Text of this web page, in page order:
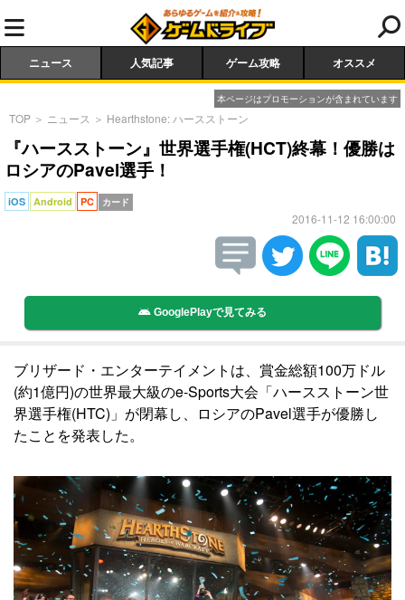
ニュース 人気記事 ゲーム攻略 オススメ
本ページはプロモーションが含まれています
TOP ＞ ニュース ＞ Hearthstone: ハースストーン
『ハースストーン』世界選手権(HCT)終幕！優勝は
ロシアのPavel選手！
iOS Android PC カード
2016-11-12 16:00:00
GooglePlayで見てみる
ブリザード・エンターテイメントは、賞金総額100万ドル
(約1億円)の世界最大級のe-Sports大会「ハースストーン世
界選手権(HTC)」が閉幕し、ロシアのPavel選手が優勝し
たことを発表した。